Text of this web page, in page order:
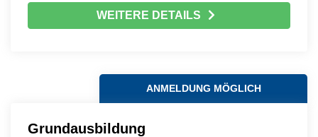
WEITERE DETAILS
ANMELDUNG MÖGLICH
Grundausbildung